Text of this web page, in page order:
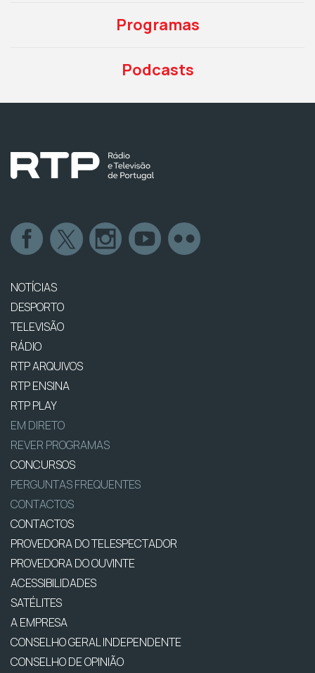
Programas
Podcasts
NOTÍCIAS
DESPORTO
TELEVISÃO
RÁDIO
RTP ARQUIVOS
RTP ENSINA
RTP PLAY
EM DIRETO
REVER PROGRAMAS
CONCURSOS
PERGUNTAS FREQUENTES
CONTACTOS
CONTACTOS
PROVEDORA DO TELESPECTADOR
PROVEDORA DO OUVINTE
ACESSIBILIDADES
SATÉLITES
A EMPRESA
CONSELHO GERAL INDEPENDENTE
CONSELHO DE OPINIÃO